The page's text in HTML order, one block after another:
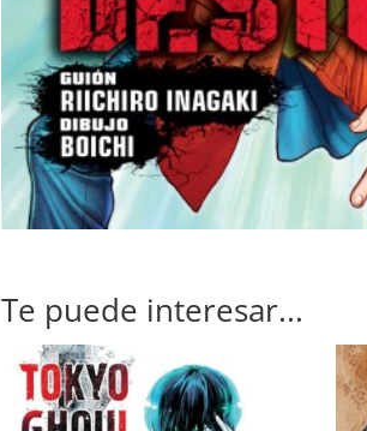
Te puede interesar...